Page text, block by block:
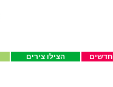
הצילו צירים